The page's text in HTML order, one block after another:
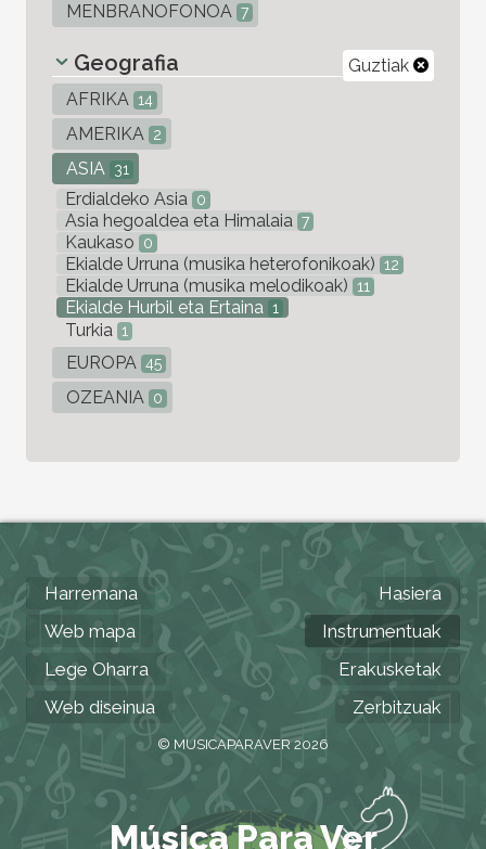
MENBRANOFONOA 7
Guztiak
Geografia
AFRIKA 14
AMERIKA 2
ASIA 31
Erdialdeko Asia 0
Asia hegoaldea eta Himalaia 7
Kaukaso 0
Ekialde Urruna (musika heterofonikoak) 12
Ekialde Urruna (musika melodikoak) 11
Ekialde Hurbil eta Ertaina 1
Turkia 1
EUROPA 45
OZEANIA 0
Harremana
Web mapa
Lege Oharra
Web diseinua
Hasiera
Instrumentuak
Erakusketak
Zerbitzuak
© MUSICAPARAVER 2026
Música Para Ver